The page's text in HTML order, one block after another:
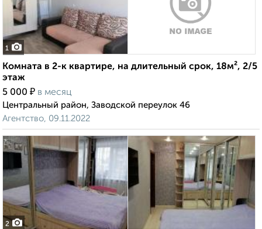
1
Комната в 2-к квартире, на длительный срок, 18м², 2/5
этаж
5 000 ₽ в месяц
Центральный район, Заводской переулок 46
Агентство, 09.11.2022
2